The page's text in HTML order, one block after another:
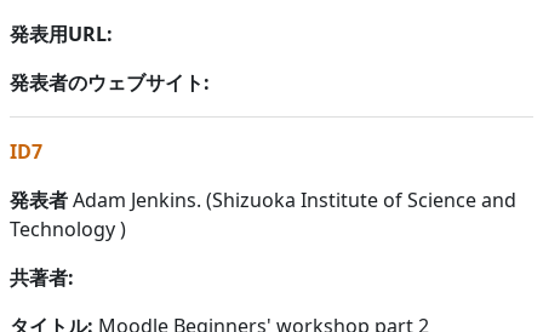
発表用URL:
発表者のウェブサイト:
ID7
発表者Adam Jenkins. (Shizuoka Institute of Science and
Technology )
共著者:
タイトル: Moodle Beginners' workshop part 2